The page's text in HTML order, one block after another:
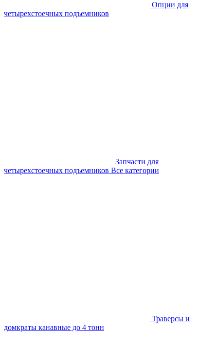
Опции для
четырехстоечных подъемников
Запчасти для
четырехстоечных подъемников Все категории
Траверсы и
домкраты канавные до 4 тонн